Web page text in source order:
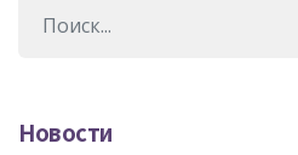
Новости